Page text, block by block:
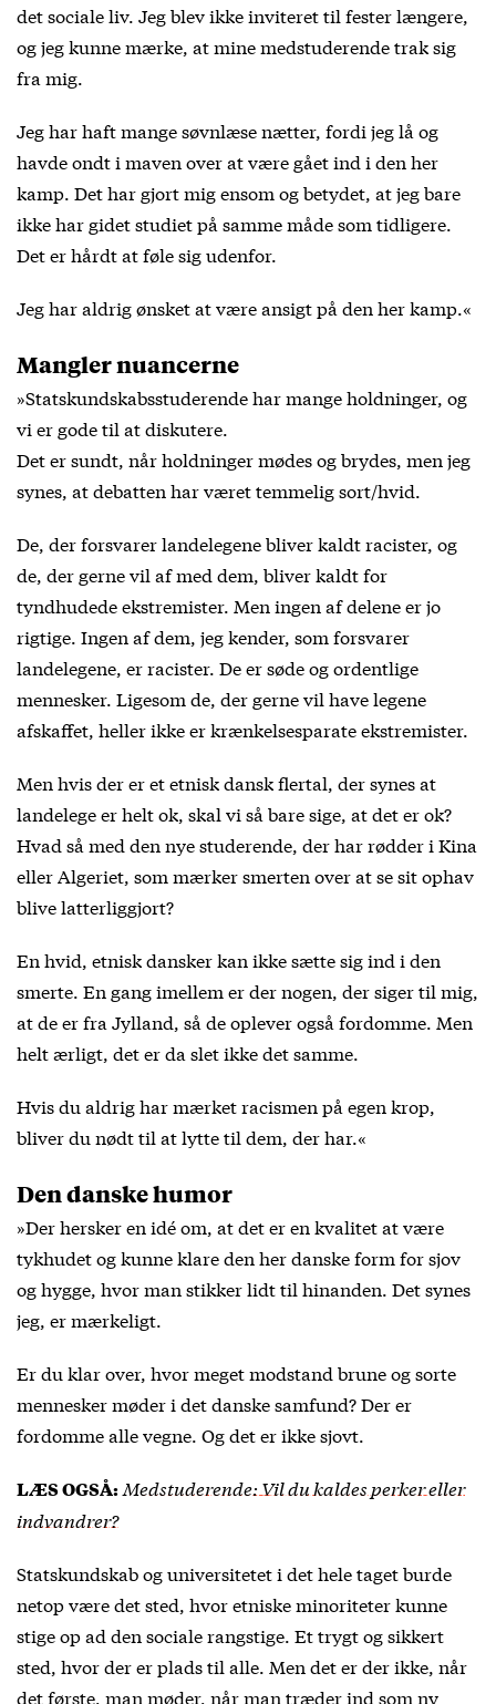
det sociale liv. Jeg blev ikke inviteret til fester længere,
og jeg kunne mærke, at mine medstuderende trak sig
fra mig.
Jeg har haft mange søvnlæse nætter, fordi jeg lå og
havde ondt i maven over at være gået ind i den her
kamp. Det har gjort mig ensom og betydet, at jeg bare
ikke har gidet studiet på samme måde som tidligere.
Det er hårdt at føle sig udenfor.
Jeg har aldrig ønsket at være ansigt på den her kamp.«
Mangler nuancerne
»Statskundskabsstuderende har mange holdninger, og
vi er gode til at diskutere.
Det er sundt, når holdninger mødes og brydes, men jeg
synes, at debatten har været temmelig sort/hvid.
De, der forsvarer landelegene bliver kaldt racister, og
de, der gerne vil af med dem, bliver kaldt for
tyndhudede ekstremister. Men ingen af delene er jo
rigtige. Ingen af dem, jeg kender, som forsvarer
landelegene, er racister. De er søde og ordentlige
mennesker. Ligesom de, der gerne vil have legene
afskaffet, heller ikke er krænkelsesparate ekstremister.
Men hvis der er et etnisk dansk flertal, der synes at
landelege er helt ok, skal vi så bare sige, at det er ok?
Hvad så med den nye studerende, der har rødder i Kina
eller Algeriet, som mærker smerten over at se sit ophav
blive latterliggjort?
En hvid, etnisk dansker kan ikke sætte sig ind i den
smerte. En gang imellem er der nogen, der siger til mig,
at de er fra Jylland, så de oplever også fordomme. Men
helt ærligt, det er da slet ikke det samme.
Hvis du aldrig har mærket racismen på egen krop,
bliver du nødt til at lytte til dem, der har.«
Den danske humor
»Der hersker en idé om, at det er en kvalitet at være
tykhudet og kunne klare den her danske form for sjov
og hygge, hvor man stikker lidt til hinanden. Det synes
jeg, er mærkeligt.
Er du klar over, hvor meget modstand brune og sorte
mennesker møder i det danske samfund? Der er
fordomme alle vegne. Og det er ikke sjovt.
LÆS OGSÅ: Medstuderende: Vil du kaldes perker eller
indvandrer?
Statskundskab og universitetet i det hele taget burde
netop være det sted, hvor etniske minoriteter kunne
stige op ad den sociale rangstige. Et trygt og sikkert
sted, hvor der er plads til alle. Men det er der ikke, når
det første, man møder, når man træder ind som ny